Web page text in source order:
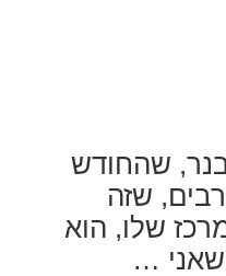
שהחודש
הרבים, שזה
שלו, הוא
שאני …